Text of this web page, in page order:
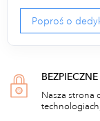
Poproś o
Nasza strona